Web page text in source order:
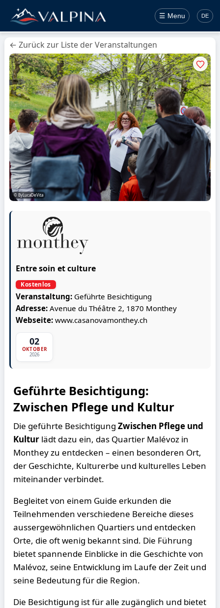
☰ Menu DE
← Zurück zur Liste der Veranstaltungen
Entre soin et culture
Kostenlos
Veranstaltung: Geführte Besichtigung
Adresse:Avenue du Théâtre 2, 1870 Monthey
Webseite:www.casanovamonthey.ch
02
OKTOBER
2026
© ByLucaDeVita
Geführte Besichtigung:
Zwischen Pflege und Kultur
Die geführte BesichtigungZwischen Pflege und
Kultur lädt dazu ein, das Quartier Malévoz in
Monthey zu entdecken – einen besonderen Ort,
der Geschichte, Kulturerbe und kulturelles Leben
miteinander verbindet.
Begleitet von einem Guide erkunden die
Teilnehmenden verschiedene Bereiche dieses
aussergewöhnlichen Quartiers und entdecken
Orte, die oft wenig bekannt sind. Die Führung
bietet spannende Einblicke in die Geschichte von
Malévoz, seine Entwicklung im Laufe der Zeit und
seine Bedeutung für die Region.
Die Besichtigung ist für alle zugänglich und bietet